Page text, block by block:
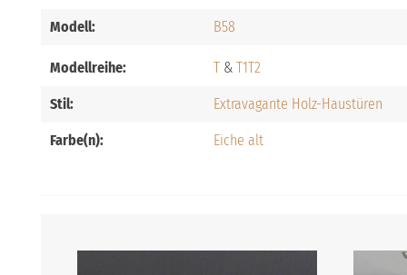
Modell: B58
Modellreihe: T T1T2
Stil: Extravagante Holz-Haustüren
Farbe(n): Eiche alt